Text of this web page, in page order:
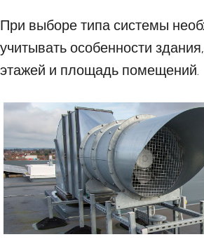
При выборе типа системы
учитывать особенности
этажей и площадь помещений.